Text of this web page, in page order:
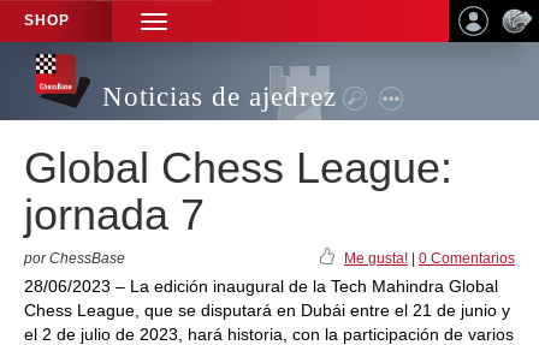
SHOP
TOGGLE
NAVIGATION
Noticias de ajedrez
Global Chess League:
jornada 7
por ChessBase Me gusta! 0 Comentarios
28/06/2023 – La edición inaugural de la Tech Mahindra Global
Chess League, que se disputará en Dubái entre el 21 de junio y
el 2 de julio de 2023, hará historia, con la participación de varios